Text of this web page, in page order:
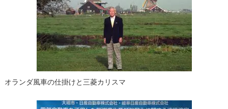
オランダ風車の仕掛けと三菱カリスマ